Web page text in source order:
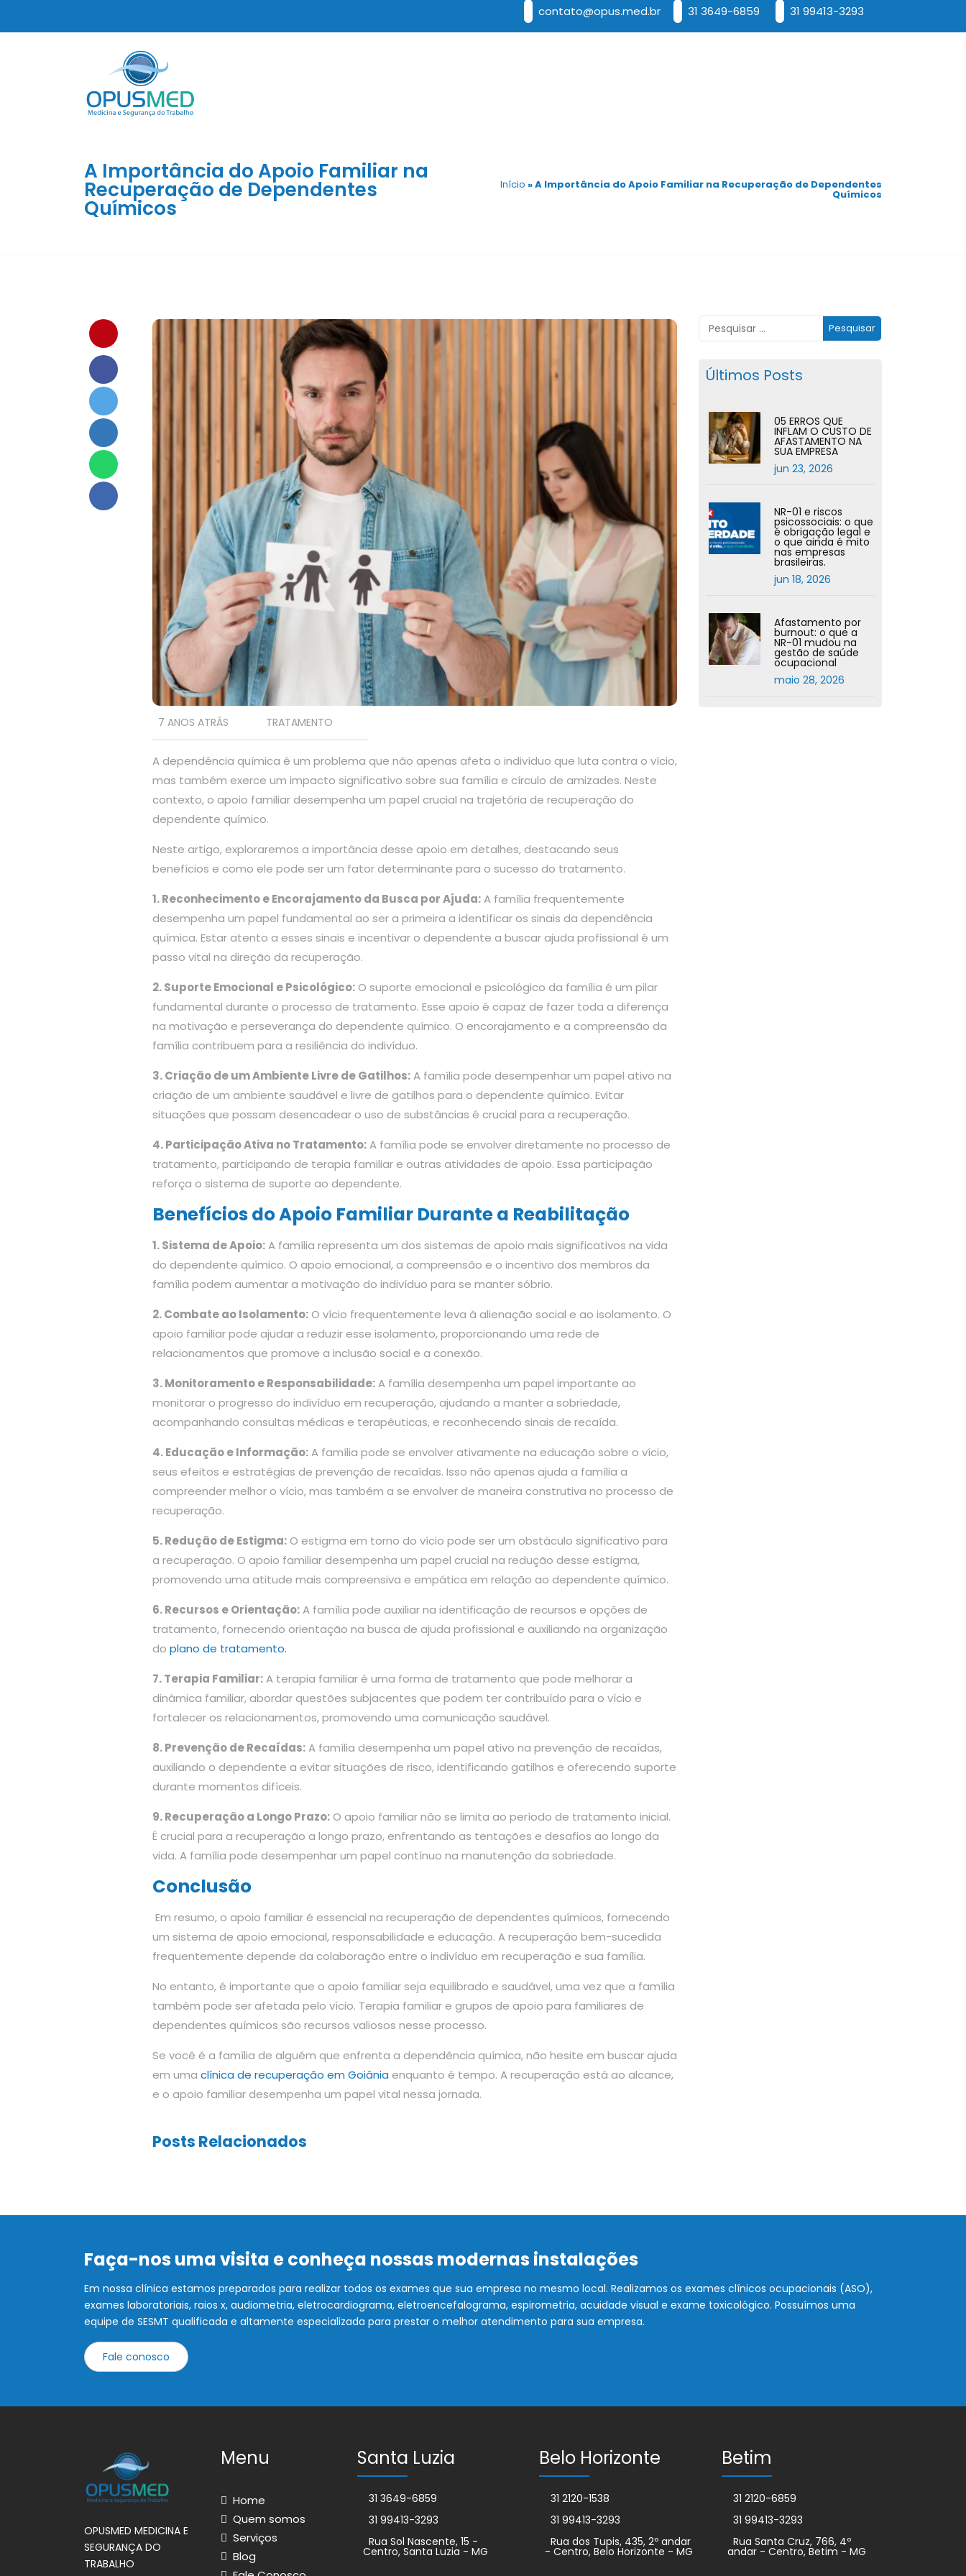
contato@opus.med.br 31 3649-6859 31 99413-3293
A Importância do Apoio Familiar na
Recuperação de Dependentes
Químicos
Início »A Importância do Apoio Familiar na Recuperação de Dependentes
Químicos
7 ANOS ATRÁS TRATAMENTO
A dependência química é um problema que não apenas afeta o indivíduo que luta contra o vício,
mas também exerce um impacto significativo sobre sua família e círculo de amizades. Neste
contexto, o apoio familiar desempenha um papel crucial na trajetória de recuperação do
dependente químico.
Neste artigo, exploraremos a importância desse apoio em detalhes, destacando seus
benefícios e como ele pode ser um fator determinante para o sucesso do tratamento.
1. Reconhecimento e Encorajamento da Busca por Ajuda:A família frequentemente
desempenha um papel fundamental ao ser a primeira a identificar os sinais da dependência
química. Estar atento a esses sinais e incentivar o dependente a buscar ajuda profissional é um
passo vital na direção da recuperação.
2. Suporte Emocional e Psicológico: O suporte emocional e psicológico da família é um pilar
fundamental durante o processo de tratamento. Esse apoio é capaz de fazer toda a diferença
na motivação e perseverança do dependente químico. O encorajamento e a compreensão da
família contribuem para a resiliência do indivíduo.
3. Criação de um Ambiente Livre de Gatilhos:A família pode desempenhar um papel ativo na
criação de um ambiente saudável e livre de gatilhos para o dependente químico. Evitar
situações que possam desencadear o uso de substâncias é crucial para a recuperação.
4. Participação Ativa no Tratamento:A família pode se envolver diretamente no processo de
tratamento, participando de terapia familiar e outras atividades de apoio. Essa participação
reforça o sistema de suporte ao dependente.
Benefícios do Apoio Familiar Durante a Reabilitação
1. Sistema de Apoio:A família representa um dos sistemas de apoio mais significativos na vida
do dependente químico. O apoio emocional, a compreensão e o incentivo dos membros da
família podem aumentar a motivação do indivíduo para se manter sóbrio.
2. Combate ao Isolamento: O vício frequentemente leva à alienação social e ao isolamento. O
apoio familiar pode ajudar a reduzir esse isolamento, proporcionando uma rede de
relacionamentos que promove a inclusão social e a conexão.
3. Monitoramento e Responsabilidade:A família desempenha um papel importante ao
monitorar o progresso do indivíduo em recuperação, ajudando a manter a sobriedade,
acompanhando consultas médicas e terapêuticas, e reconhecendo sinais de recaída.
4. Educação e Informação:A família pode se envolver ativamente na educação sobre o vício,
seus efeitos e estratégias de prevenção de recaídas. Isso não apenas ajuda a família a
compreender melhor o vício, mas também a se envolver de maneira construtiva no processo de
recuperação.
5. Redução de Estigma: O estigma em torno do vício pode ser um obstáculo significativo para
a recuperação. O apoio familiar desempenha um papel crucial na redução desse estigma,
promovendo uma atitude mais compreensiva e empática em relação ao dependente químico.
6. Recursos e Orientação:A família pode auxiliar na identificação de recursos e opções de
tratamento, fornecendo orientação na busca de ajuda profissional e auxiliando na organização
do plano de tratamento.
7. Terapia Familiar:A terapia familiar é uma forma de tratamento que pode melhorar a
dinâmica familiar, abordar questões subjacentes que podem ter contribuído para o vício e
fortalecer os relacionamentos, promovendo uma comunicação saudável.
8. Prevenção de Recaídas:A família desempenha um papel ativo na prevenção de recaídas,
auxiliando o dependente a evitar situações de risco, identificando gatilhos e oferecendo suporte
durante momentos difíceis.
9. Recuperação a Longo Prazo: O apoio familiar não se limita ao período de tratamento inicial.
É crucial para a recuperação a longo prazo, enfrentando as tentações e desafios ao longo da
vida. A família pode desempenhar um papel contínuo na manutenção da sobriedade.
Conclusão
Em resumo, o apoio familiar é essencial na recuperação de dependentes químicos, fornecendo
um sistema de apoio emocional, responsabilidade e educação. A recuperação bem-sucedida
frequentemente depende da colaboração entre o indivíduo em recuperação e sua família.
No entanto, é importante que o apoio familiar seja equilibrado e saudável, uma vez que a família
também pode ser afetada pelo vício. Terapia familiar e grupos de apoio para familiares de
dependentes químicos são recursos valiosos nesse processo.
Se você é a família de alguém que enfrenta a dependência química, não hesite em buscar ajuda
em uma clínica de recuperação em Goiânia enquanto é tempo. A recuperação está ao alcance,
e o apoio familiar desempenha um papel vital nessa jornada.
Posts Relacionados
Últimos Posts
05 ERROS QUE
INFLAM O CUSTO DE
AFASTAMENTO NA
SUA EMPRESA
jun 23, 2026
NR-01 e riscos
psicossociais: o que
é obrigação legal e
o que ainda é mito
nas empresas
brasileiras.
jun 18, 2026
Afastamento por
burnout: o que a
NR-01 mudou na
gestão de saúde
ocupacional
maio 28, 2026
Faça-nos uma visita e conheça nossas modernas instalações
Em nossa clínica estamos preparados para realizar todos os exames que sua empresa no mesmo local. Realizamos os exames clínicos ocupacionais (ASO),
exames laboratoriais, raios x, audiometria, eletrocardiograma, eletroencefalograma, espirometria, acuidade visual e exame toxicológico. Possuímos uma
equipe de SESMT qualificada e altamente especializada para prestar o melhor atendimento para sua empresa.
Fale conosco
OPUSMED MEDICINA E
SEGURANÇA DO
TRABALHO
Menu
Home
Quem somos
Serviços
Blog
Santa Luzia
31 3649-6859
31 99413-3293
Rua Sol Nascente, 15 -
Centro, Santa Luzia - MG
Belo Horizonte
31 2120-1538
31 99413-3293
Rua dos Tupis, 435, 2º andar
- Centro, Belo Horizonte - MG
Betim
31 2120-6859
31 99413-3293
Rua Santa Cruz, 766, 4º
andar - Centro, Betim - MG